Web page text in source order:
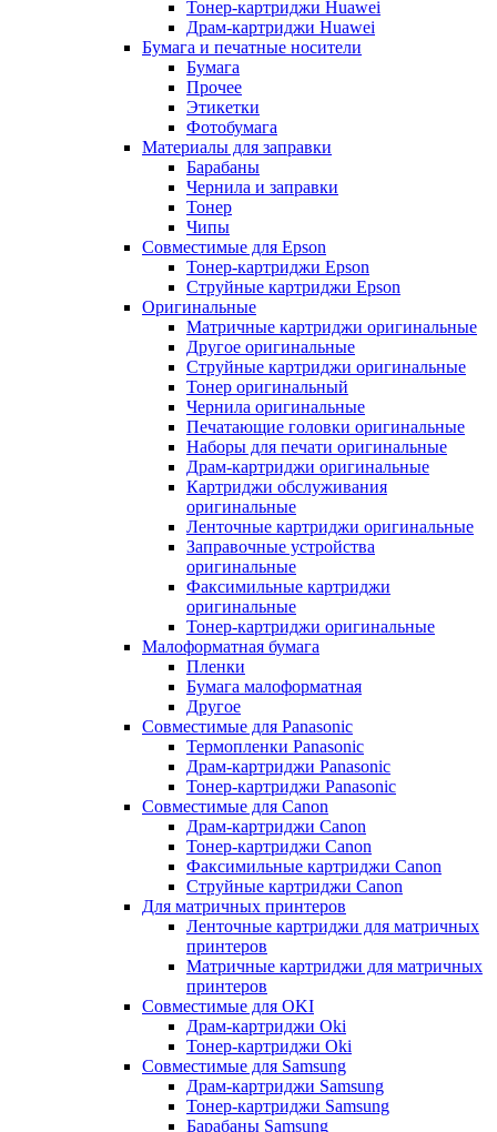
Тонер-картриджи Huawei
Драм-картриджи Huawei
Бумага и печатные носители
Бумага
Прочее
Этикетки
Фотобумага
Материалы для заправки
Барабаны
Чернила и заправки
Тонер
Чипы
Совместимые для Epson
Тонер-картриджи Epson
Струйные картриджи Epson
Оригинальные
Матричные картриджи оригинальные
Другое оригинальные
Струйные картриджи оригинальные
Тонер оригинальный
Чернила оригинальные
Печатающие головки оригинальные
Наборы для печати оригинальные
Драм-картриджи оригинальные
Картриджи обслуживания
оригинальные
Ленточные картриджи оригинальные
Заправочные устройства
оригинальные
Факсимильные картриджи
оригинальные
Тонер-картриджи оригинальные
Малоформатная бумага
Пленки
Бумага малоформатная
Другое
Совместимые для Panasonic
Термопленки Panasonic
Драм-картриджи Panasonic
Тонер-картриджи Panasonic
Совместимые для Canon
Драм-картриджи Canon
Тонер-картриджи Canon
Факсимильные картриджи Canon
Струйные картриджи Canon
Для матричных принтеров
Ленточные картриджи для матричных
принтеров
Матричные картриджи для матричных
принтеров
Совместимые для OKI
Драм-картриджи Oki
Тонер-картриджи Oki
Совместимые для Samsung
Драм-картриджи Samsung
Тонер-картриджи Samsung
Барабаны Samsung